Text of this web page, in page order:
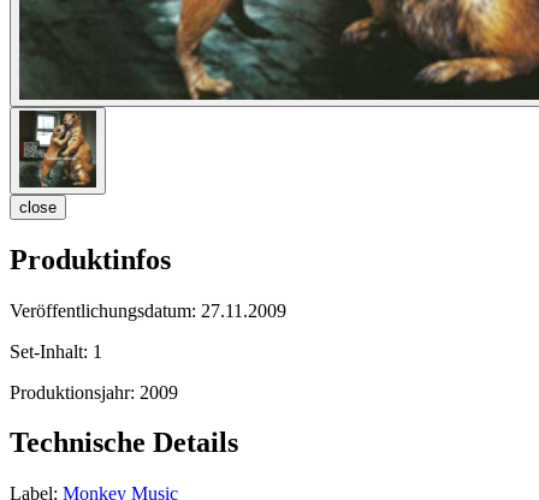
close
Produktinfos
Veröffentlichungsdatum: 27.11.2009
Set-Inhalt: 1
Produktionsjahr: 2009
Technische Details
Label: Monkey Music